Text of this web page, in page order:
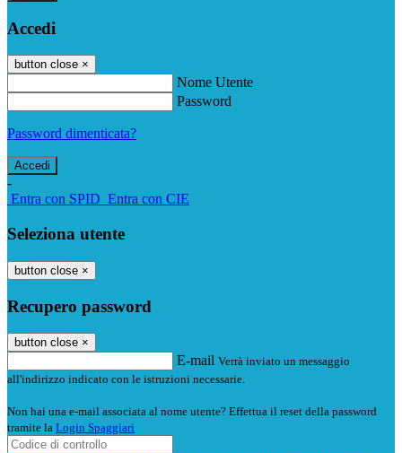
Accedi
button close ×
Nome Utente
Password
Password dimenticata?
-
Entra con SPID Entra con CIE
Seleziona utente
button close ×
Recupero password
button close ×
E-mail Verrà inviato un messaggio
all'indirizzo indicato con le istruzioni necessarie.
Non hai una e-mail associata al nome utente? Effettua il reset della password
tramite la Login Spaggiari